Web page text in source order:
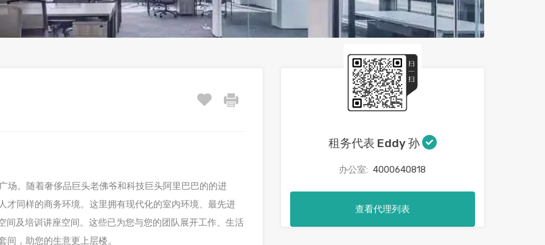
场。随着奢侈品巨头老佛爷和科技巨头阿里巴巴的的进
才同样的商务环境。这里拥有现代化的室内环境、最先进
及培训讲座空间。这些已为您与您的团队展开工作、生活
，助您的生意更上层楼。
租务代表 Eddy 孙
办公室: 4000640818
查看代理列表